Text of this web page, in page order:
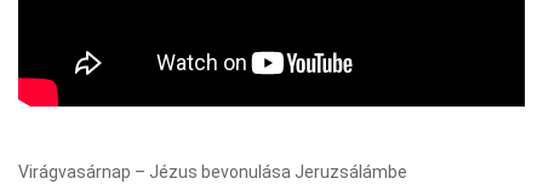
Virágvasárnap – Jézus bevonulása Jeruzsálámbe